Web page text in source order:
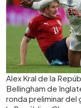
Alex Kral de la
Bellingham de
ronda preliminar del